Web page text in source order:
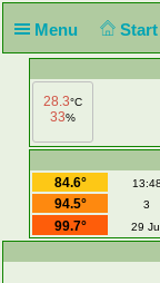
Menu Start
28.3°C
33%
84.6°
13:48
94.5°
3
99.7°
29